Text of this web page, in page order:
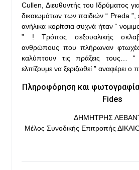
Cullen, Διευθυντής του Ιδρύματος
δικαιωμάτων των παιδιών “ Preda ”,
ανήλικα κορίτσια συχνά ήταν “
” ! Τρόπος σεξουαλικής
ανθρώπους που πλήρωναν φτωχές
καλύπτουν τις πράξεις τους…
ελπίζουμε να ξεριζωθεί ” αναφέρει ο
Πληροφόρηση και
Fides
ΔΗΜΗΤΡΗΣ
Μέλος Συνοδικής Επιτροπής